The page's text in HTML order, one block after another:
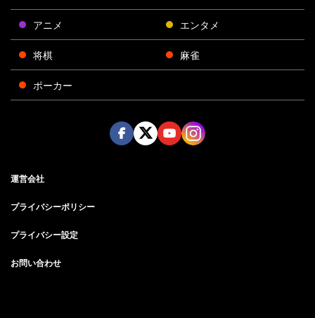
アニメ エンタメ
将棋 麻雀
ポーカー
運営会社
プライバシーポリシー
プライバシー設定
お問い合わせ